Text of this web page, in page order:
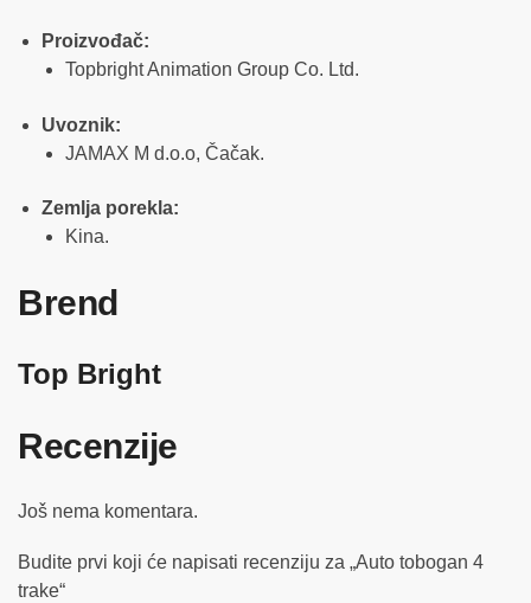
Proizvođač:
Topbright Animation Group Co. Ltd.
Uvoznik:
JAMAX M d.o.o, Čačak.
Zemlja porekla:
Kina.
Brend
Top Bright
Recenzije
Još nema komentara.
Budite prvi koji će napisati recenziju za „Auto tobogan 4
trake“